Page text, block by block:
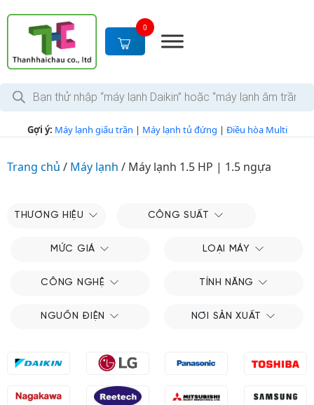
c
n
0
T
m
i Gợi ý: Máy lạnh giấu trần | Máy lạnh tủ đứng | Điều hòa Multi
Trang chủ / Máy lạnh / Máy lạnh 1.5 HP | 1.5 ngựa
THƯƠNG HIỆU CÔNG SUẤT
MỨC GIÁ LOẠI MÁY
CÔNG NGHỆ TÍNH NĂNG
NGUỒN ĐIỆN NƠI SẢN XUẤT